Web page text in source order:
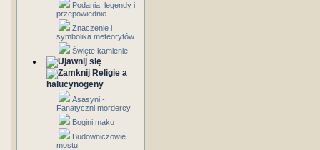
Podania, legendy i
przepowiednie
Znaczenie i
symbolika meteorytów
Święte kamienie
Religie a
halucynogeny
Asasyni -
Fanatyczni mordercy
Bogini maku
Budowniczowie
mostu